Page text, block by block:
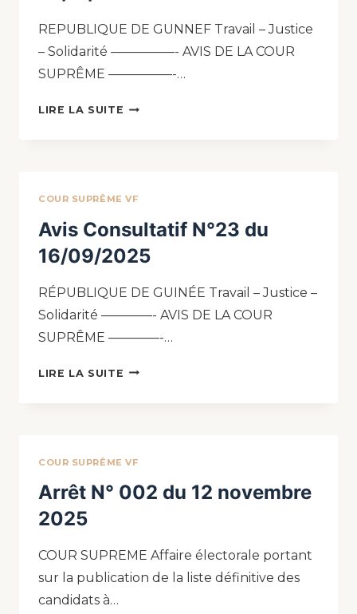
REPUBLIQUE DE GUNNEF Travail – Justice
– Solidarité —————- AVIS DE LA COUR
SUPRÊME —————-…
LIRE LA SUITE
COUR SUPRÊME VF
Avis Consultatif N°23 du
16/09/2025
RÉPUBLIQUE DE GUINÉE Travail – Justice –
Solidarité ————- AVIS DE LA COUR
SUPRÊME ————-…
LIRE LA SUITE
COUR SUPRÊME VF
Arrêt N° 002 du 12 novembre
2025
COUR SUPREME Affaire électorale portant
sur la publication de la liste définitive des
candidats à…